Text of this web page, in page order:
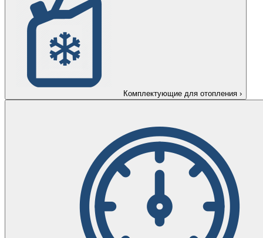
Комплектующие для отопления ›